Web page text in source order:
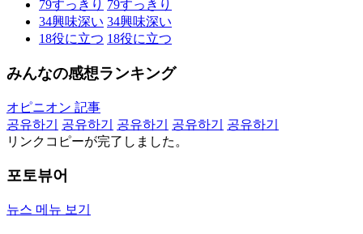
79すっきり 79すっきり
34興味深い 34興味深い
18役に立つ 18役に立つ
みんなの感想ランキング
オピニオン 記事
공유하기
공유하기 공유하기 공유하기
공유하기
リンクコピーが完了しました。
포토뷰어
뉴스 메뉴 보기